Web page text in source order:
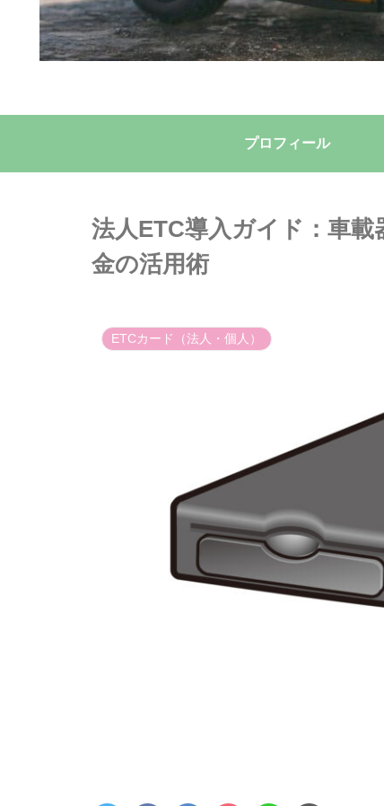
プロフィール
法人ETC導入ガイド：車
金の活用術
ETCカード（法人・個人）